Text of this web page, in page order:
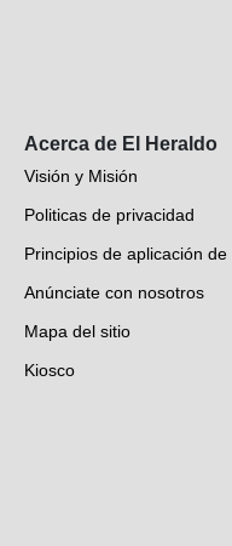
Acerca de El Heraldo
Visión y Misión
Politicas de privacidad
Principios de aplicación de
Anúnciate con nosotros
Mapa del sitio
Kiosco